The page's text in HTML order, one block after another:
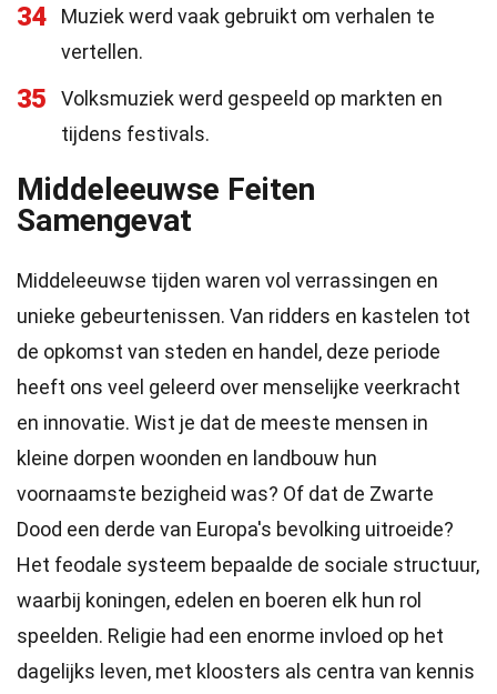
34
Muziek werd vaak gebruikt om verhalen te
vertellen.
35
Volksmuziek werd gespeeld op markten en
tijdens festivals.
Middeleeuwse Feiten
Samengevat
Middeleeuwse tijden waren vol verrassingen en
unieke gebeurtenissen. Van ridders en kastelen tot
de opkomst van steden en handel, deze periode
heeft ons veel geleerd over menselijke veerkracht
en innovatie. Wist je dat de meeste mensen in
kleine dorpen woonden en landbouw hun
voornaamste bezigheid was? Of dat de Zwarte
Dood een derde van Europa's bevolking uitroeide?
Het feodale systeem bepaalde de sociale structuur,
waarbij koningen, edelen en boeren elk hun rol
speelden. Religie had een enorme invloed op het
dagelijks leven, met kloosters als centra van kennis